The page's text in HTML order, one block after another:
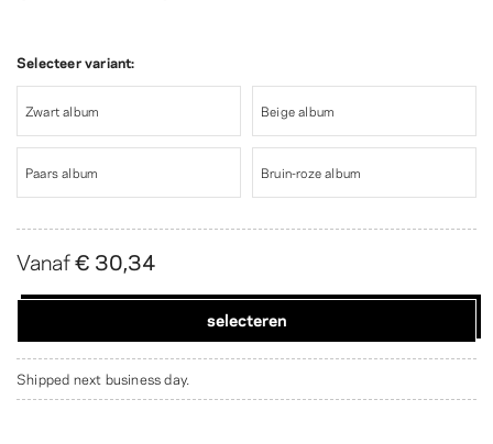
Selecteer variant:
Zwart album Beige album
Paars album Bruin-roze album
Vanaf€ 30,34
selecteren
Shipped next business day.